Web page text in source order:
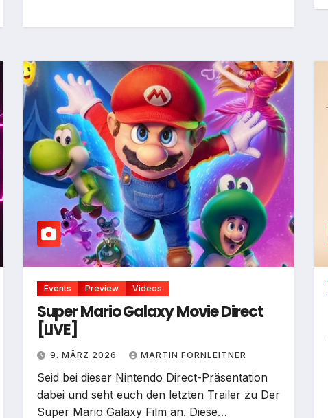
Events Preview Videos
Super Mario Galaxy Movie Direct
[LIVE]
9. MÄRZ 2026 MARTIN FORNLEITNER
Seid bei dieser Nintendo Direct-Präsentation
dabei und seht euch den letzten Trailer zu Der
Super Mario Galaxy Film an. Diese…